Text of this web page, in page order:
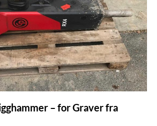
– for Graver fra